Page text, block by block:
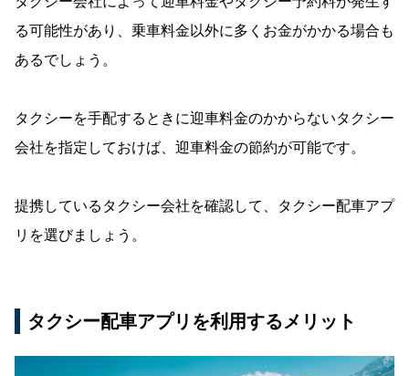
る可能性があり、乗車料金以外に多くお金がかかる場合も
あるでしょう。
タクシーを手配するときに迎車料金のかからないタクシー
会社を指定しておけば、迎車料金の節約が可能です。
提携しているタクシー会社を確認して、タクシー配車アプ
リを選びましょう。
タクシー配車アプリを利用するメリット